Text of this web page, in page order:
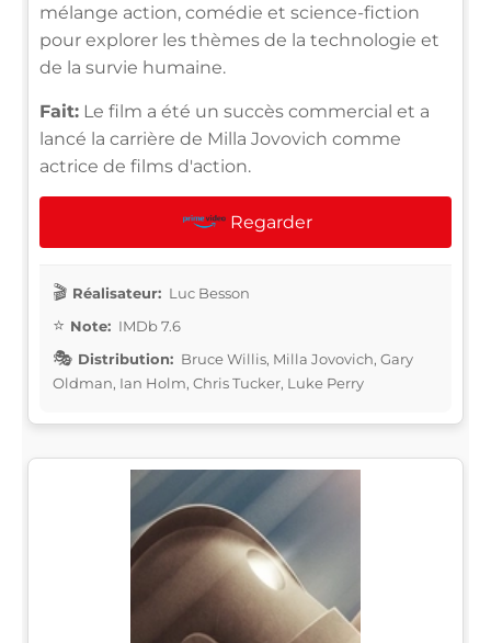
mélange action, comédie et science-fiction
pour explorer les thèmes de la technologie et
de la survie humaine.
Fait: Le film a été un succès commercial et a
lancé la carrière de Milla Jovovich comme
actrice de films d'action.
Regarder
Réalisateur: Luc Besson
Note: IMDb 7.6
Distribution: Bruce Willis, Milla Jovovich, Gary
Oldman, Ian Holm, Chris Tucker, Luke Perry